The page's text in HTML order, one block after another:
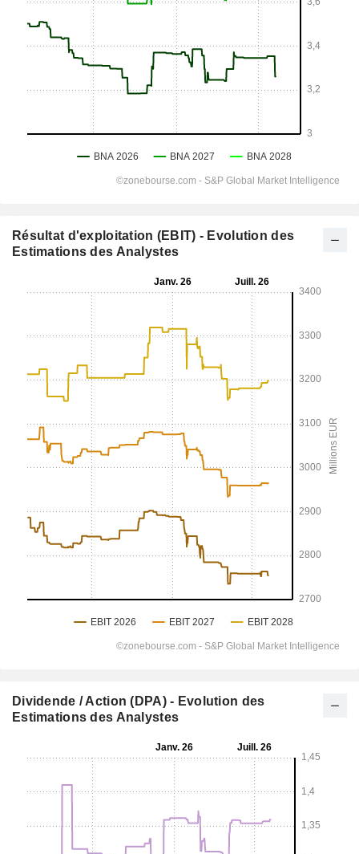
Résultat d'exploitation (EBIT) - Evolution des
Estimations des Analystes
Dividende / Action (DPA) - Evolution des
Estimations des Analystes